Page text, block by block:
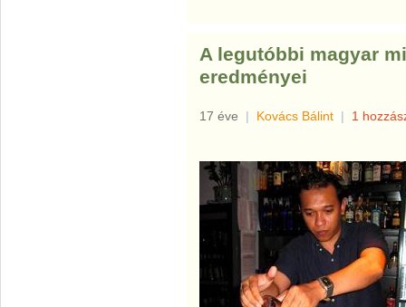
A legutóbbi magyar
eredményei
17 éve | Kovács Bálint | 1